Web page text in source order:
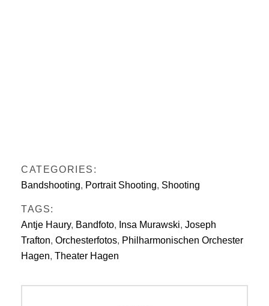
CATEGORIES:
Bandshooting, Portrait Shooting, Shooting
TAGS:
Antje Haury, Bandfoto, Insa Murawski, Joseph
Trafton, Orchesterfotos, Philharmonischen Orchester
Hagen, Theater Hagen